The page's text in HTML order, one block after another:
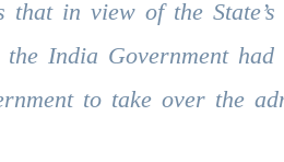
in view of the State’s
India Government
to take over the